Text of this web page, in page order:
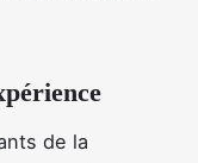
de la